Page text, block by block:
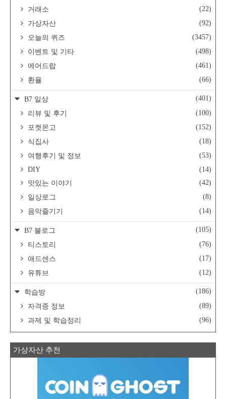
거래소
(22)
가상자산
(92)
오늘의 퀴즈
(3457)
이벤트 및 기타
(498)
에어드랍
(461)
환율
(66)
B7 일상
(401)
리뷰 및 후기
(100)
포켓몬고
(152)
식집사
(18)
여행후기 및 정보
(53)
DIY
(14)
맛있는 이야기
(42)
일상로그
(8)
음악즐기기
(14)
B7 블로그
(105)
티스토리
(76)
애드센스
(17)
유튜브
(12)
학습방
(186)
자격증 정보
(89)
과제 및 학습정리
(96)
가상자산 추천